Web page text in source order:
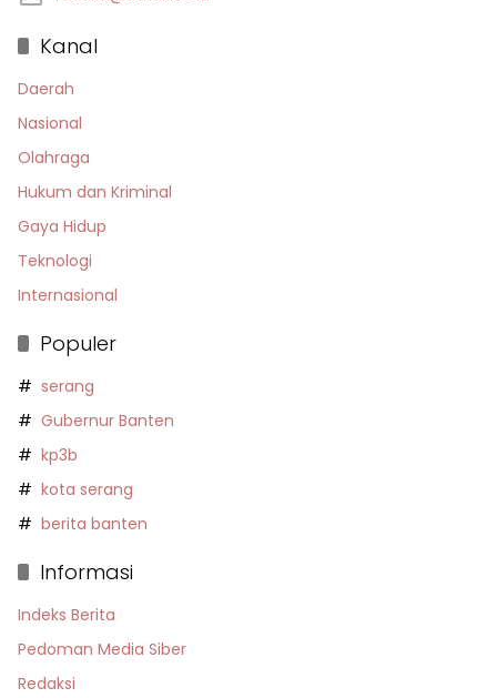
Kanal
Daerah
Nasional
Olahraga
Hukum dan Kriminal
Gaya Hidup
Teknologi
Internasional
Populer
serang
Gubernur Banten
kp3b
kota serang
berita banten
Informasi
Indeks Berita
Pedoman Media Siber
Redaksi